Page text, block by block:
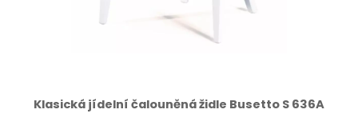
Klasická jídelní čalouněná židle Busetto S 636A